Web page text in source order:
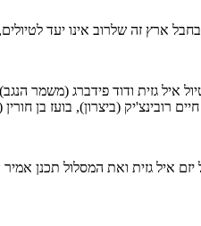
גזית ודוד פידברג (משמר
רובינצ'יק (ביצרון), בועז בן